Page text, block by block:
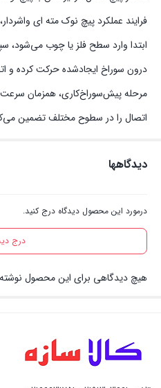
فرایند عملکرد پیچ نوک مته ای
ابتدا وارد سطح فلز یا چوب می‌شود،
درون سوراخ ایجادشده حرکت کرده و
مرحله پیش‌سوراخ‌کاری، همزمان
اتصال را در سطوح مختلف تضمین
دیدگاهها
درمورد این محصول دیدگاه درج کنید.
درج
هیچ دیدگاهی برای این محصول